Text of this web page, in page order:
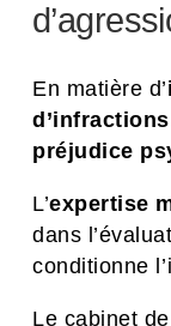
En matière d’
d’infractions
préjudice
L’expertise
dans
conditionne
Le cabinet